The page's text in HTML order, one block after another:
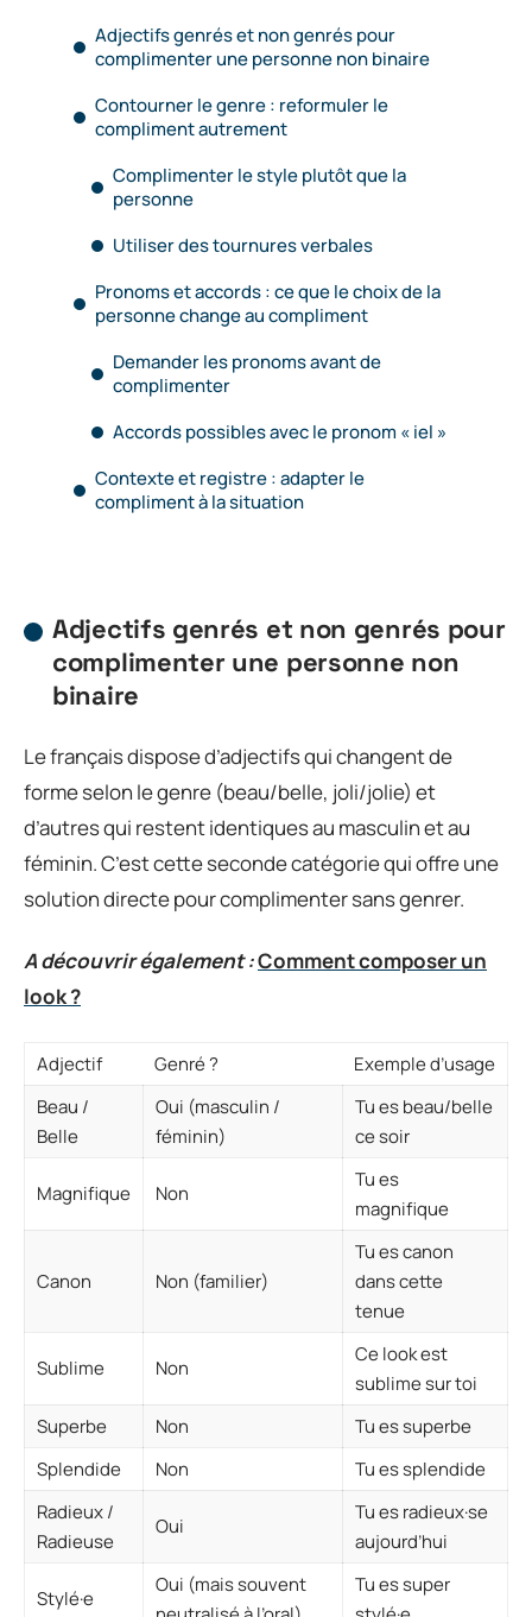
Adjectifs genrés et non genrés pour
complimenter une personne non binaire
Contourner le genre : reformuler le
compliment autrement
Complimenter le style plutôt que la
personne
Utiliser des tournures verbales
Pronoms et accords : ce que le choix de la
personne change au compliment
Demander les pronoms avant de
complimenter
Accords possibles avec le pronom « iel »
Contexte et registre : adapter le
compliment à la situation
Adjectifs genrés et non genrés pour
complimenter une personne non
binaire
Le français dispose d’adjectifs qui changent de
forme selon le genre (beau/belle, joli/jolie) et
d’autres qui restent identiques au masculin et au
féminin. C’est cette seconde catégorie qui offre une
solution directe pour complimenter sans genrer.
A découvrir également :Comment composer un
look ?
Adjectif Genré ?
Exemple d’usage
Beau /
Belle
Oui (masculin /
féminin)
Tu es beau/belle
ce soir
Magnifique Non
Tu es
magnifique
Canon Non (familier)
Tu es canon
dans cette
tenue
Sublime Non
Ce look est
sublime sur toi
Superbe
Non
Tu es superbe
Splendide
Non
Tu es splendide
Radieux /
Radieuse
Oui
Tu es radieux·se
aujourd’hui
Stylé·e
Oui (mais souvent
Tu es super